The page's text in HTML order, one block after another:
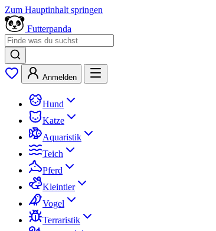
Zum Hauptinhalt springen
Futterpanda
Anmelden
Hund
Katze
Aquaristik
Teich
Pferd
Kleintier
Vogel
Terraristik